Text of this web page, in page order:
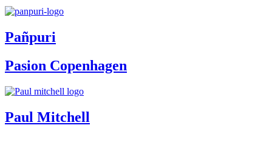
Pañpuri
Pasion Copenhagen
Paul Mitchell